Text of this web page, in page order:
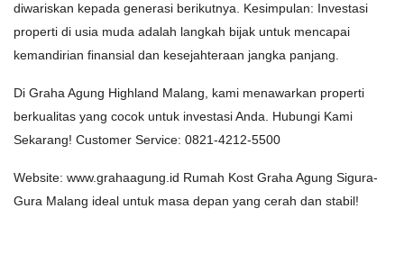
diwariskan kepada generasi berikutnya. Kesimpulan: Investasi
properti di usia muda adalah langkah bijak untuk mencapai
kemandirian finansial dan kesejahteraan jangka panjang.
Di Graha Agung Highland Malang, kami menawarkan properti
berkualitas yang cocok untuk investasi Anda. Hubungi Kami
Sekarang! Customer Service: 0821-4212-5500
Website: www.grahaagung.id Rumah Kost Graha Agung Sigura-
Gura Malang ideal untuk masa depan yang cerah dan stabil!